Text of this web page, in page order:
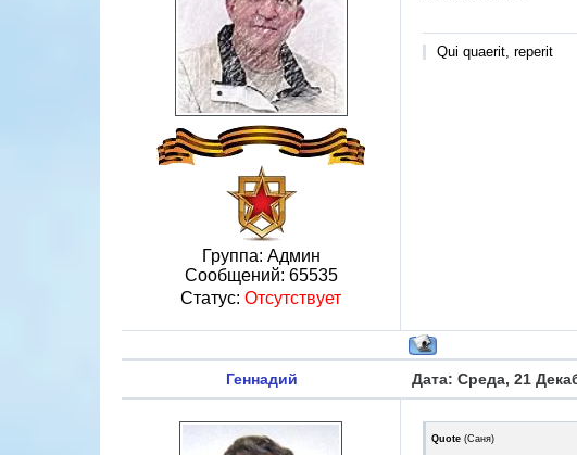
Группа: Админ
Сообщений: 65535
Статус: Отсутствует
Qui quaerit, reperit
Геннадий Дата: Среда, 21
Quote (Саня)